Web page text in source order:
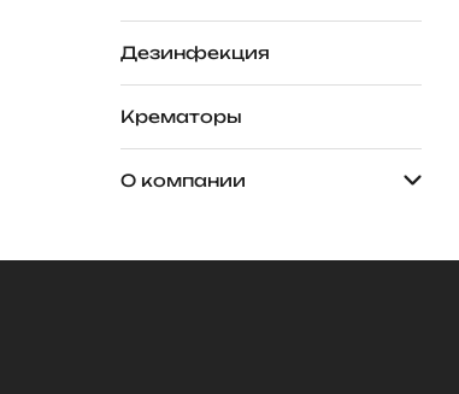
Дезинфекция
Крематоры
О компании